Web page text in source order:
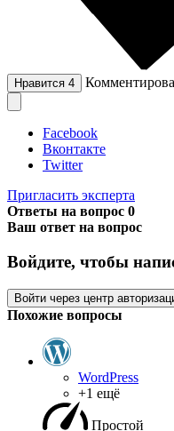
Нравится 4
Facebook
Вконтакте
Twitter
Пригласить эксперта
Ответы на вопрос 0
Ваш ответ на вопрос
Войдите, чтобы
Войти через центр
Похожие вопросы
WordPress
+1 ещё
Простой